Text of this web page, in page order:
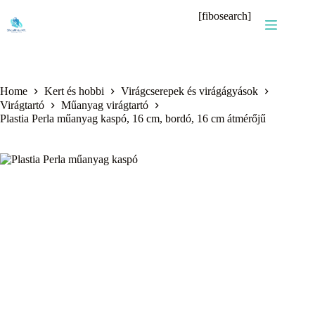
content
[fibosearch]
Home Kert és hobbi
Virágcserepek és virágágyások
Virágtartó
Műanyag virágtartó
Plastia Perla műanyag kaspó, 16 cm, bordó, 16 cm átmérőjű